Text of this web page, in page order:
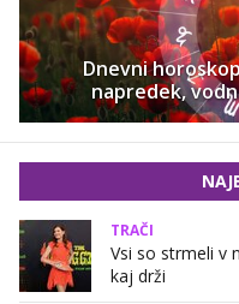
Dnevni
napredek,
TRAČI
Vsi so strmeli v
kaj drži